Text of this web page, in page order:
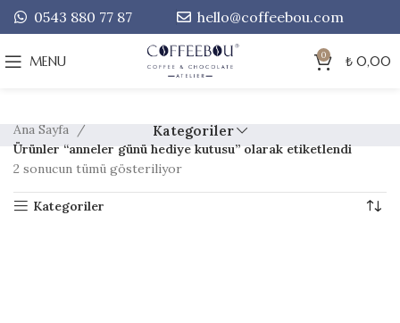
0543 880 77 87 hello@coffeebou.com
MENU 0 ₺ 0,00
Kategoriler
Ana Sayfa
Ürünler “anneler günü hediye kutusu” olarak etiketlendi
2 sonucun tümü gösteriliyor
Kategoriler